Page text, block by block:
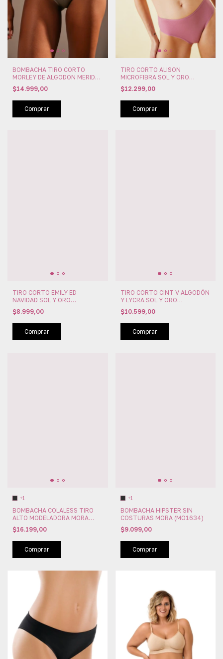
BOMBACHA TIRO CORTO
MORLEY DE ALGODON MERIDA
SOL Y ORO (SYO53842)
$14.999,00
Comprar
TIRO CORTO ALISON
MICROFIBRA SOL Y ORO
(SYO53662)
$12.299,00
Comprar
TIRO CORTO EMILY ED
NAVIDAD SOL Y ORO
(SYO53362)
$8.999,00
Comprar
TIRO CORTO CINT V ALGODÓN
Y LYCRA SOL Y ORO
(SYO53112)
$10.599,00
Comprar
+1
BOMBACHA COLALESS TIRO
ALTO MODELADORA MORA
(MO1641)
$16.199,00
Comprar
+1
BOMBACHA HIPSTER SIN
COSTURAS MORA (MO1634)
$9.099,00
Comprar